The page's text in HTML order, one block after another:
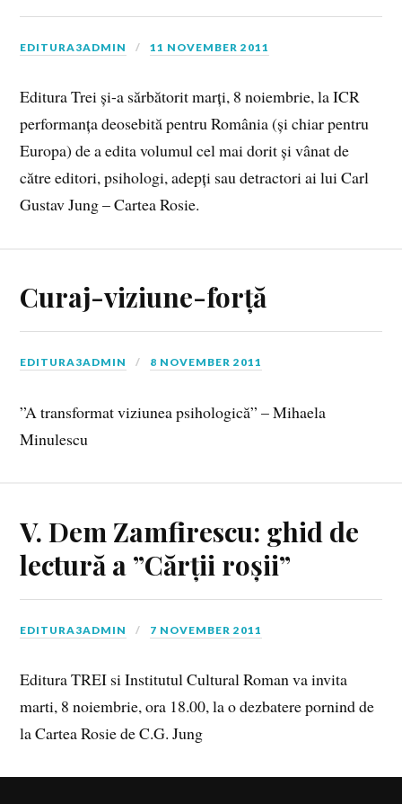
EDITURA3ADMIN 11 NOVEMBER 2011
Editura Trei și-a sărbătorit marți, 8 noiembrie, la ICR
performanța deosebită pentru România (și chiar pentru
Europa) de a edita volumul cel mai dorit și vânat de
către editori, psihologi, adepți sau detractori ai lui Carl
Gustav Jung – Cartea Rosie.
Curaj-viziune-forță
EDITURA3ADMIN 8 NOVEMBER 2011
”A transformat viziunea psihologică” – Mihaela
Minulescu
V. Dem Zamfirescu: ghid de
lectură a ”Cărții roșii”
EDITURA3ADMIN 7 NOVEMBER 2011
Editura TREI si Institutul Cultural Roman va invita
marti, 8 noiembrie, ora 18.00, la o dezbatere pornind de
la Cartea Rosie de C.G. Jung